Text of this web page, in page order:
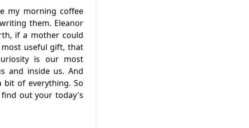
my morning coffee
them. Eleanor
if a mother could
useful gift, that
is our most
and inside us. And
bit of everything. So
out your today's